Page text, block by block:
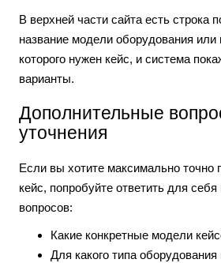
В верхней части сайта есть строка
название модели оборудования или
которого нужен кейс, и система
варианты.
Дополнительные
уточнения
Если вы хотите максимально точно
кейс, попробуйте ответить для себя
вопросов:
Какие конкретные модели
Для какого типа